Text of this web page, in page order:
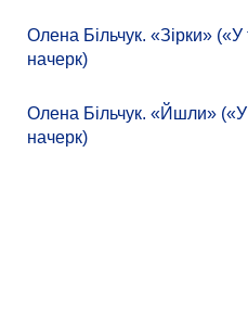
Олена Більчук. «Зірки»
начерк)
Олена Більчук. «Йшли» («У
начерк)